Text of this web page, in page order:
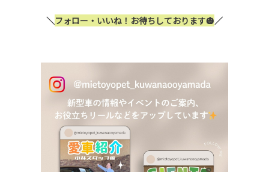
＼フォロー・いいね！お待ちしております🎃／